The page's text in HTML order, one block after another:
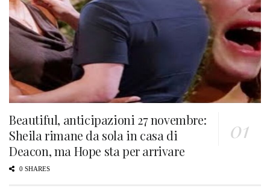
Beautiful, anticipazioni 27 novembre:
Sheila rimane da sola in casa di
Deacon, ma Hope sta per arrivare
0 SHARES